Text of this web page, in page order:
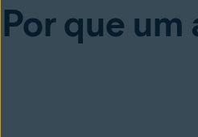
Por que